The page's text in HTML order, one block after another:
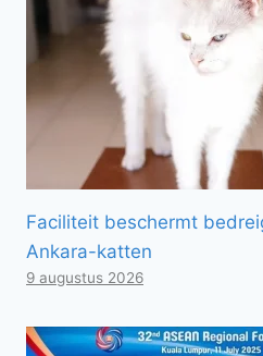
Faciliteit beschermt
Ankara-katten
9 augustus 2026